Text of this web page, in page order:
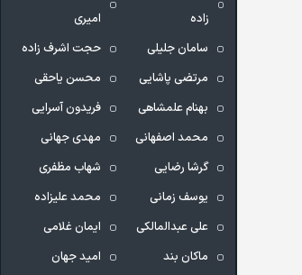
زاده
امیری
سامان جلیلی
حجت اشرف زاده
مرتضی پاشایی
محسن یاحقی
بهنام علمشاهی
فریدون آسرایی
محمد اصفهانی
مهدی جهانی
گرشا رضایی
شهاب مظفری
یوسف زمانی
محمد علیزاده
علی عبدالمالکی
ایمان غلامی
ماکان بند
امید جهان